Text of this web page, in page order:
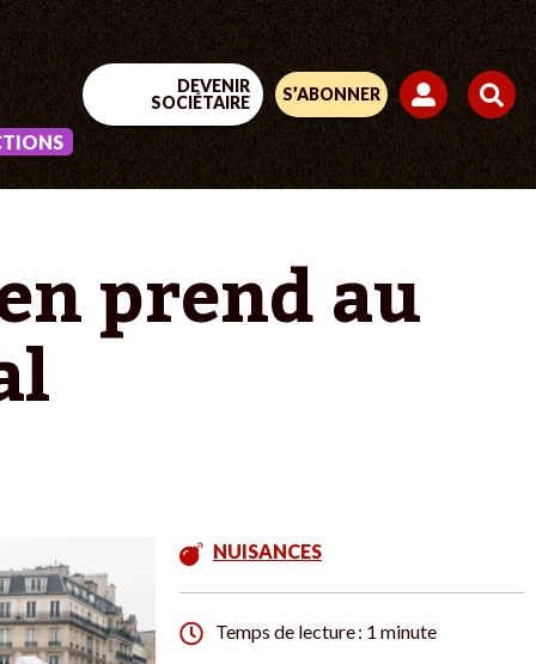
DEVENIR
SOCIÉTAIRE
S’ABONNER
prend au
NUISANCES
Temps de lecture : 1 minute